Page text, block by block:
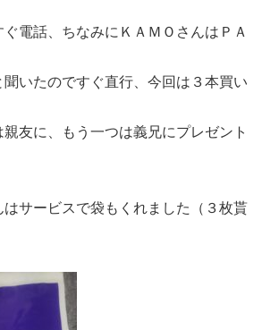
電話、ちなみにＫＡＭＯさんはＰＡ
いたのですぐ直行、今回は３本買い
友に、もう一つは義兄にプレゼント
はサービスで袋もくれました（３枚貰